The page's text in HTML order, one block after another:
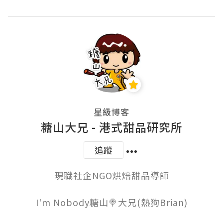
星級博客
糖山大兄 - 港式甜品研究所
追蹤
現職社企NGO烘焙甜品導師
I'm Nobody糖山🍭大兄(熱狗Brian)